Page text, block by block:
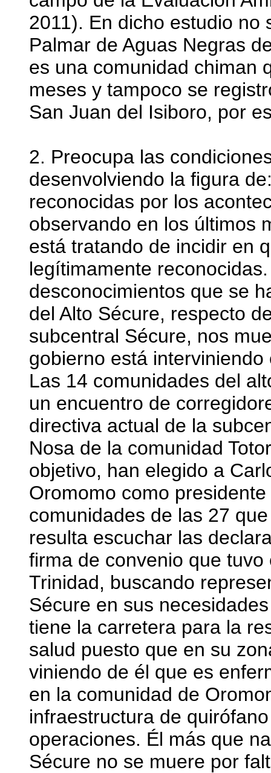
2011). En dicho estudio no
Palmar de Aguas Negras
es una comunidad chiman
meses y tampoco se
San Juan del Isiboro, por
2. Preocupa las
desenvolviendo la figura
reconocidas por los
observando en los últimos
está tratando de incidir en
legítimamente
desconocimientos que se
del Alto Sécure, respecto
subcentral Sécure, nos
gobierno está
Las 14 comunidades del
un encuentro de
directiva actual de la
Nosa de la comunidad
objetivo, han elegido a
Oromomo como
comunidades de las 27
resulta escuchar las
firma de convenio que
Trinidad, buscando
Sécure en sus
tiene la carretera para la
salud puesto que en su
viniendo de él que es
en la comunidad de
infraestructura de
operaciones. Él más que
Sécure no se muere por